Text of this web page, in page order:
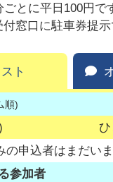
とに平日100円で
窓口に駐車券提示
ト
順)
ひ
の申込者はまだい
参加者